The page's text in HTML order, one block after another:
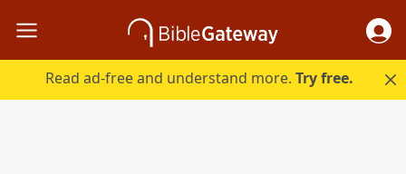
Read ad-free and understand more.Try free.